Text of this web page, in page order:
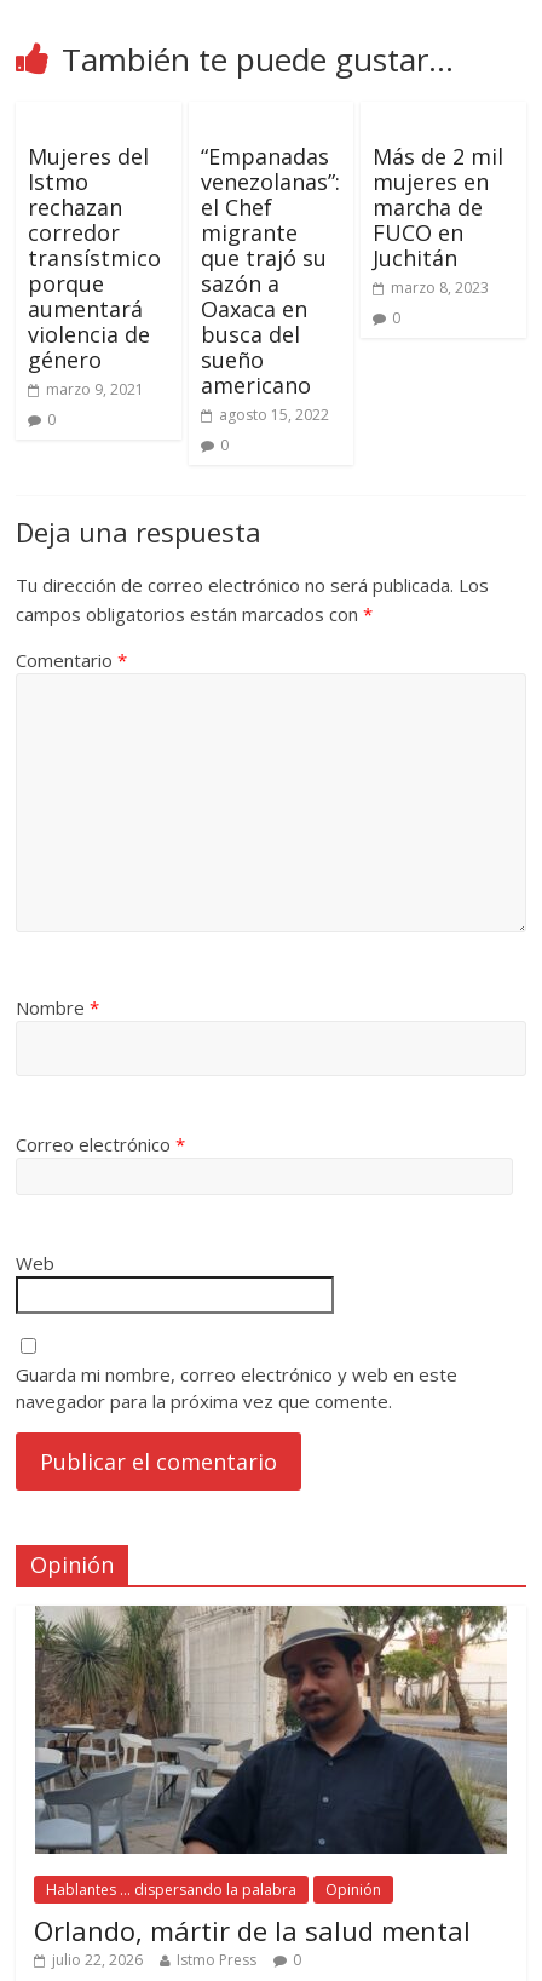
También te puede gustar...
Mujeres del
Istmo
rechazan
corredor
transístmico
porque
aumentará
violencia de
género
marzo 9, 2021
0
“Empanadas
venezolanas”:
el Chef
migrante
que trajó su
sazón a
Oaxaca en
busca del
sueño
americano
agosto 15, 2022
0
Más de 2 mil
mujeres en
marcha de
FUCO en
Juchitán
marzo 8, 2023
0
Deja una respuesta
Tu dirección de correo electrónico no será publicada. Los
campos obligatorios están marcados con*
Comentario*
Nombre*
Correo electrónico*
Web
Guarda mi nombre, correo electrónico y web en este
navegador para la próxima vez que comente.
Opinión
Hablantes ... dispersando la palabra Opinión
Orlando, mártir de la salud mental
julio 22, 2026 Istmo Press 0